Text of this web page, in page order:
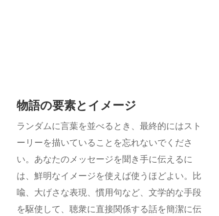
物語の要素とイメージ
ランダムに言葉を並べるとき、最終的にはスト
ーリーを描いていることを忘れないでくださ
い。あなたのメッセージを聞き手に伝えるに
は、鮮明なイメージを使えば使うほどよい。比
喩、大げさな表現、慣用句など、文学的な手段
を駆使して、聴衆に直接関係する話を簡潔に伝